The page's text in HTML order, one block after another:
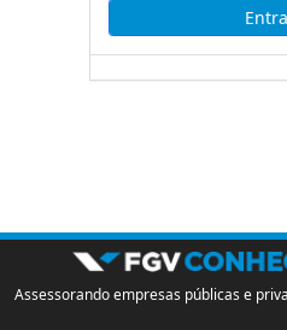
Assessorando empresas públicas e